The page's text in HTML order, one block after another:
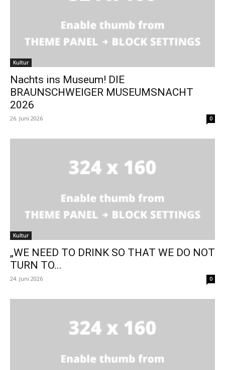
Kultur
Nachts ins Museum! DIE
BRAUNSCHWEIGER MUSEUMSNACHT
2026
26. Juni 2026 0
Kultur
„WE NEED TO DRINK SO THAT WE DO NOT
TURN TO...
24. Juni 2026 0